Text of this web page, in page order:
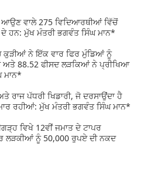
ਆਉਣ ਵਾਲੇ 275 ਵਿਦਿਆਰਥੀਆਂ ਵਿੱਚੋਂ
ਦੇ ਹਨ: ਮੁੱਖ ਮੰਤਰੀ ਭਗਵੰਤ ਸਿੰਘ ਮਾਨ*
ਕੁੜੀਆਂ ਨੇ ਇੱਕ ਵਾਰ ਫਿਰ ਮੁੰਡਿਆਂ ਨੂੰ
ਅਤੇ 88.52 ਫੀਸਦ ਲੜਕਿਆਂ ਨੇ ਪ੍ਰੀਖਿਆ
ਮਾਨ*
ਰਾਜ ਪੱਧਰੀ ਖਿਡਾਰੀ, ਜੋ ਦਰਸਾਉਂਦਾ ਹੈ
ਰਹੀਆਂ: ਮੁੱਖ ਮੰਤਰੀ ਭਗਵੰਤ ਸਿੰਘ ਮਾਨ*
ਵਿਖੇ 12ਵੀਂ ਜਮਾਤ ਦੇ ਟਾਪਰ
ਲੜਕੀਆਂ ਨੂੰ 50,000 ਰੁਪਏ ਦੀ ਨਕਦ